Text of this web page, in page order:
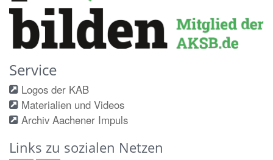
Service
Logos der KAB
Materialien und Videos
Archiv Aachener Impuls
Links zu sozialen Netzen